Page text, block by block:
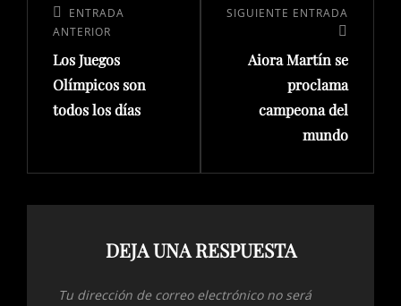
ENTRADA
ANTERIOR
Los Juegos
Olímpicos son
todos los días
SIGUIENTE ENTRADA
Aiora Martín se
proclama
campeona del
mundo
DEJA UNA RESPUESTA
Tu dirección de correo electrónico no será